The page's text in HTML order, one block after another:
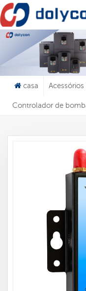
O Que
casa Acessórios
Controlador de